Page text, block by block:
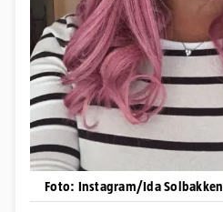
Foto: Instagram/Ida Solbakken